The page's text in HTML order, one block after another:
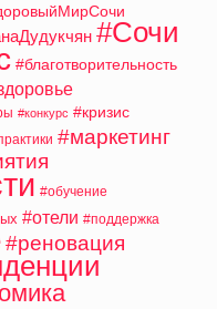
#Сочи
#благотворительность
#конкурс #кризис
#маркетинг
#обучение
#отели #поддержка
#реновация